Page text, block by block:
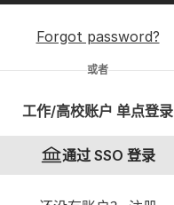
Forgot password?
或者
工作/高校账户 单点登录
通过 SSO 登录